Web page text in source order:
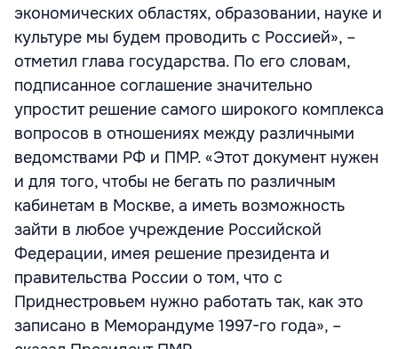
экономических областях, образовании, науке и
культуре мы будем проводить с Россией», –
отметил глава государства. По его словам,
подписанное соглашение значительно
упростит решение самого широкого комплекса
вопросов в отношениях между различными
ведомствами РФ и ПМР. «Этот документ нужен
и для того, чтобы не бегать по различным
кабинетам в Москве, а иметь возможность
зайти в любое учреждение Российской
Федерации, имея решение президента и
правительства России о том, что с
Приднестровьем нужно работать так, как это
записано в Меморандуме 1997-го года», –